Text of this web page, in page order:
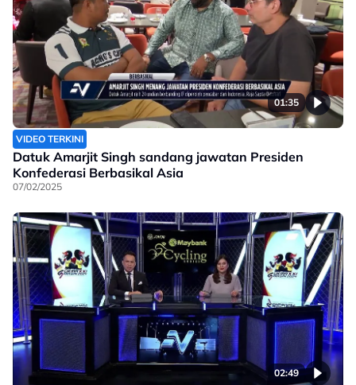
01:35
VIDEO TERKINI
Datuk Amarjit Singh sandang jawatan Presiden
Konfederasi Berbasikal Asia
07/02/2025
02:49